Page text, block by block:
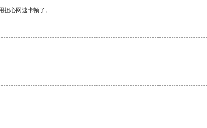
心网速卡顿了。